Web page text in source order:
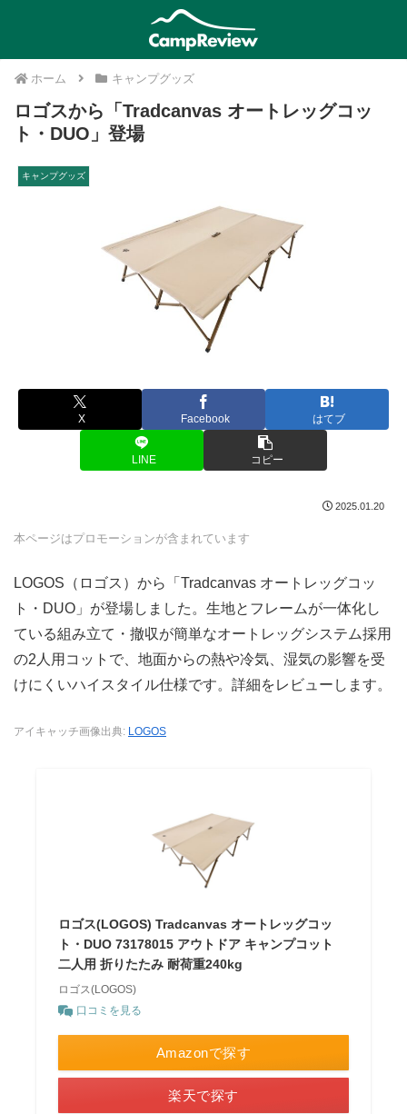
ホーム キャンプグッズ
ロゴスから「Tradcanvas オートレッグコッ
ト・DUO」登場
キャンプグッズ
X Facebook はてブ
LINE コピー
2025.01.20
本ページはプロモーションが含まれています
LOGOS（ロゴス）から「Tradcanvas オートレッグコッ
ト・DUO」が登場しました。生地とフレームが一体化し
ている組み立て・撤収が簡単なオートレッグシステム採用
の2人用コットで、地面からの熱や冷気、湿気の影響を受
けにくいハイスタイル仕様です。詳細をレビューします。
アイキャッチ画像出典: LOGOS
ロゴス(LOGOS) Tradcanvas オートレッグコッ
ト・DUO 73178015 アウトドア キャンプコット
二人用 折りたたみ 耐荷重240kg
ロゴス(LOGOS)
口コミを見る
Amazonで探す
楽天で探す